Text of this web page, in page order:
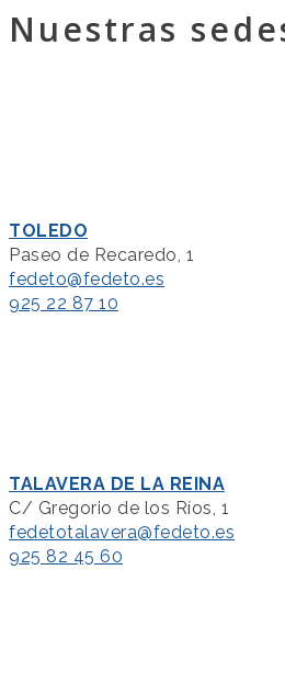
Nuestras
TOLEDO
Paseo de Recaredo, 1
fedeto@fedeto.es
925 22 87 10
TALAVERA DE LA REINA
C/ Gregorio de los Ríos, 1
fedetotalavera@fedeto.es
925 82 45 60